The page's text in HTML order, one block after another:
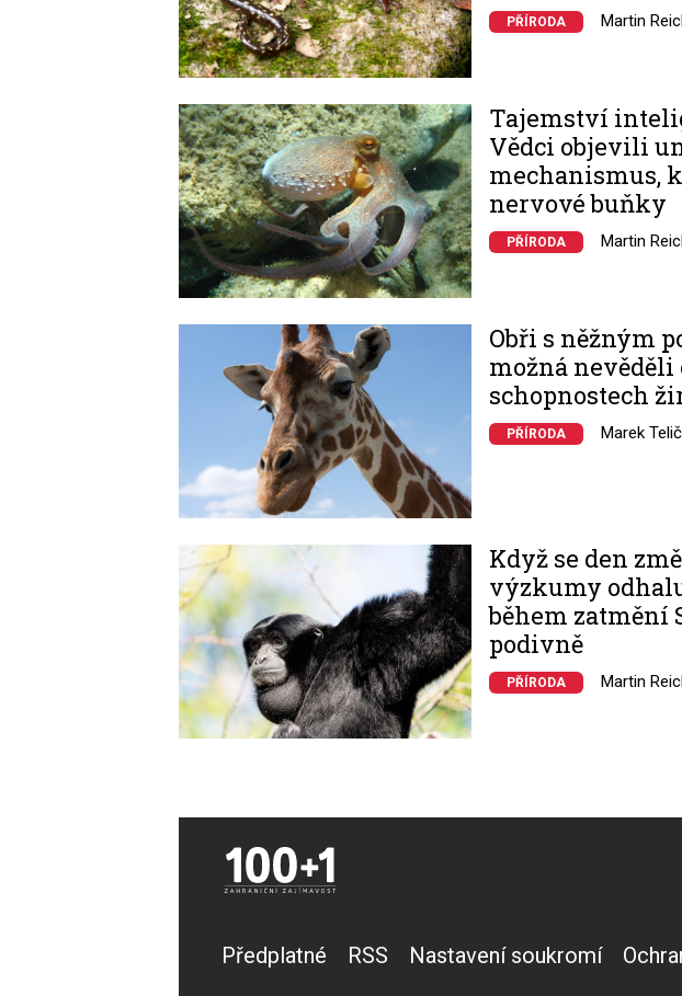
PŘÍRODA Martin
Image
Tajemství
Vědci objevili
mechanismus,
nervové buňky
PŘÍRODA Martin
Obři s něžným
možná nevěděli
schopnostech
PŘÍRODA Marek
Image
Když se den
výzkumy
během zatmění
podivně
PŘÍRODA Martin
Předplatné RSS Nastavení soukromí